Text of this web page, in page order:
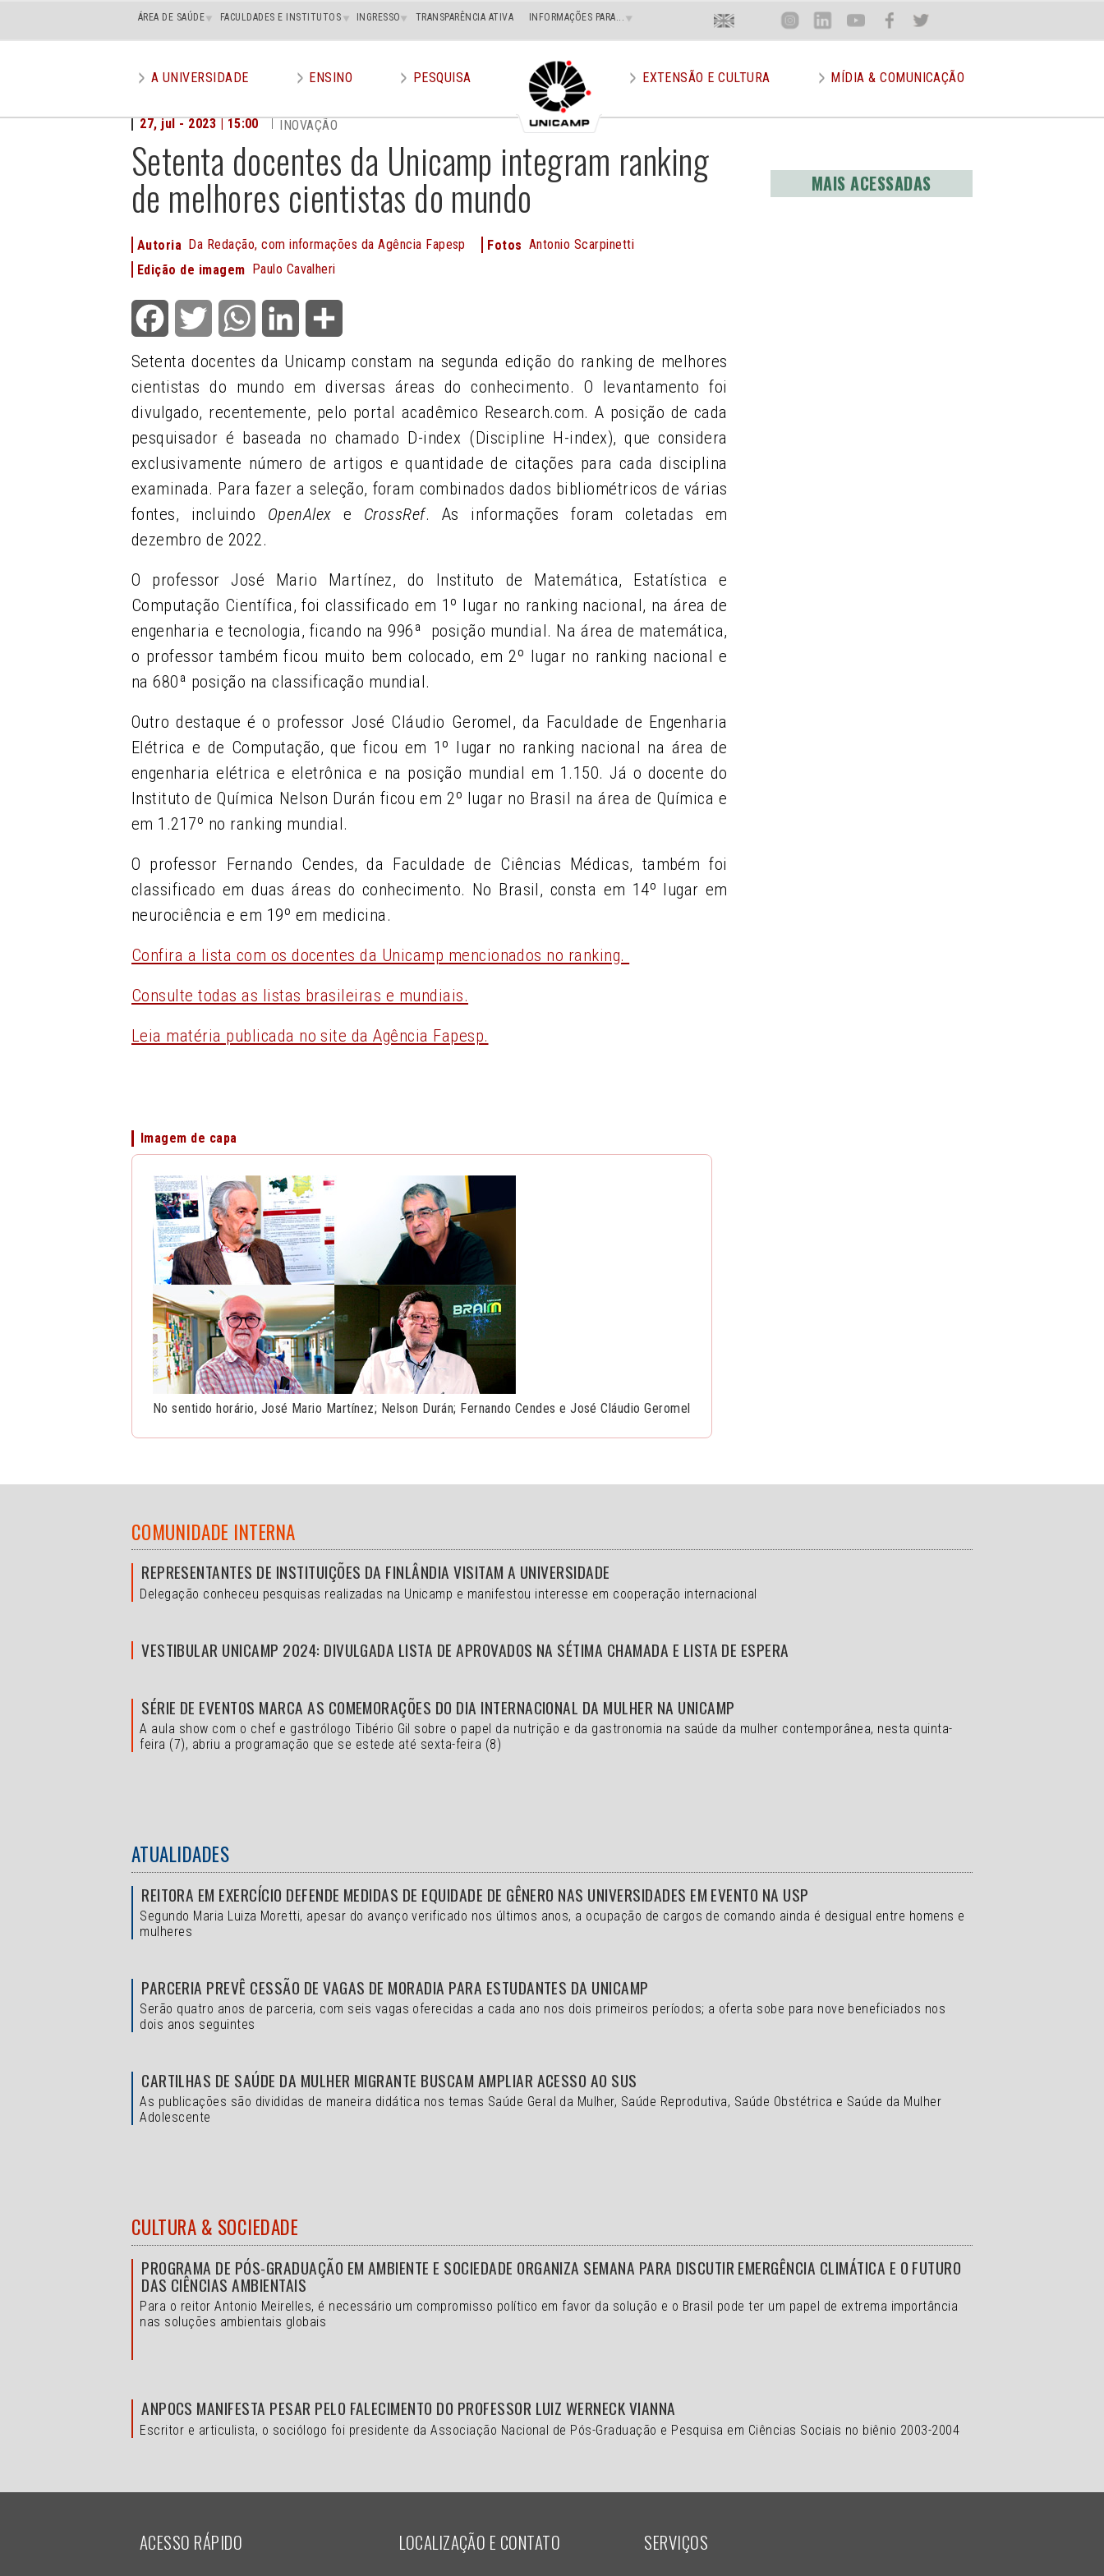
Main
superior
ÁREA DE SAÚDE FACULDADES E INSTITUTOS INGRESSO TRANSPARÊNCIA ATIVA INFORMAÇÕES PARA... Menu
Superior
Direito
En Inst Lin You Face Twit
menu
A UNIVERSIDADE ENSINO PESQUISA EXTENSÃO E CULTURA MÍDIA & COMUNICAÇÃO
Setenta docentes da Unicamp integram ranking
de melhores cientistas do mundo
27, jul - 2023 | 15:00 INOVAÇÃO
Autoria Da Redação, com informações da Agência Fapesp Fotos Antonio Scarpinetti
Edição de imagem Paulo Cavalheri
Facebook Twitter WhatsApp LinkedIn
Setenta docentes da Unicamp constam na segunda edição do ranking de melhores
cientistas do mundo em diversas áreas do conhecimento. O levantamento foi
divulgado, recentemente, pelo portal acadêmico Research.com. A posição de cada
pesquisador é baseada no chamado D-index (Discipline H-index), que considera
exclusivamente número de artigos e quantidade de citações para cada disciplina
examinada. Para fazer a seleção, foram combinados dados bibliométricos de várias
fontes, incluindo OpenAlex e CrossRef. As informações foram coletadas em
dezembro de 2022.
O professor José Mario Martínez, do Instituto de Matemática, Estatística e
Computação Científica, foi classificado em 1 º lugar no ranking nacional, na área de
engenharia e tecnologia, ficando na 996ª posição mundial. Na área de matemática,
o professor também ficou muito bem colocado, em 2º lugar no ranking nacional e
na 680ª posição na classificação mundial.
Outro destaque é o professor José Cláudio Geromel, da Faculdade de Engenharia
Elétrica e de Computação, que ficou em 1 º lugar no ranking nacional na área de
engenharia elétrica e eletrônica e na posição mundial em 1.150. Já o docente do
Instituto de Química Nelson Durán ficou em 2º lugar no Brasil na área de Química e
em 1.217º no ranking mundial.
O professor Fernando Cendes, da Faculdade de Ciências Médicas, também foi
classificado em duas áreas do conhecimento. No Brasil, consta em 14º lugar em
neurociência e em 19º em medicina.
Confira a lista com os docentes da Unicamp mencionados no ranking.
Consulte todas as listas brasileiras e mundiais.
Leia matéria publicada no site da Agência Fapesp.
Imagem de capa
No sentido horário, José Mario Martínez; Nelson Durán; Fernando Cendes e José Cláudio Geromel
MAIS ACESSADAS
COMUNIDADE INTERNA
REPRESENTANTES DE INSTITUIÇÕES DA FINLÂNDIA VISITAM A UNIVERSIDADE
Delegação conheceu pesquisas realizadas na Unicamp e manifestou interesse em cooperação internacional
VESTIBULAR UNICAMP 2024: DIVULGADA LISTA DE APROVADOS NA SÉTIMA CHAMADA E LISTA DE ESPERA
SÉRIE DE EVENTOS MARCA AS COMEMORAÇÕES DO DIA INTERNACIONAL DA MULHER NA UNICAMP
A aula show com o chef e gastrólogo Tibério Gil sobre o papel da nutrição e da gastronomia na saúde da mulher contemporânea, nesta quinta-
feira (7), abriu a programação que se estede até sexta-feira (8)
ATUALIDADES
REITORA EM EXERCÍCIO DEFENDE MEDIDAS DE EQUIDADE DE GÊNERO NAS UNIVERSIDADES EM EVENTO NA USP
Segundo Maria Luiza Moretti, apesar do avanço verificado nos últimos anos, a ocupação de cargos de comando ainda é desigual entre homens e
mulheres
PARCERIA PREVÊ CESSÃO DE VAGAS DE MORADIA PARA ESTUDANTES DA UNICAMP
Serão quatro anos de parceria, com seis vagas oferecidas a cada ano nos dois primeiros períodos; a oferta sobe para nove beneficiados nos
dois anos seguintes
CARTILHAS DE SAÚDE DA MULHER MIGRANTE BUSCAM AMPLIAR ACESSO AO SUS
As publicações são divididas de maneira didática nos temas Saúde Geral da Mulher, Saúde Reprodutiva, Saúde Obstétrica e Saúde da Mulher
Adolescente
CULTURA & SOCIEDADE
PROGRAMA DE PÓS-GRADUAÇÃO EM AMBIENTE E SOCIEDADE ORGANIZA SEMANA PARA DISCUTIR EMERGÊNCIA CLIMÁTICA E O FUTURO
DAS CIÊNCIAS AMBIENTAIS
Para o reitor Antonio Meirelles, é necessário um compromisso político em favor da solução e o Brasil pode ter um papel de extrema importância
nas soluções ambientais globais
ANPOCS MANIFESTA PESAR PELO FALECIMENTO DO PROFESSOR LUIZ WERNECK VIANNA
Escritor e articulista, o sociólogo foi presidente da Associação Nacional de Pós-Graduação e Pesquisa em Ciências Sociais no biênio 2003-2004
ACESSO RÁPIDO LOCALIZAÇÃO E CONTATO SERVIÇOS